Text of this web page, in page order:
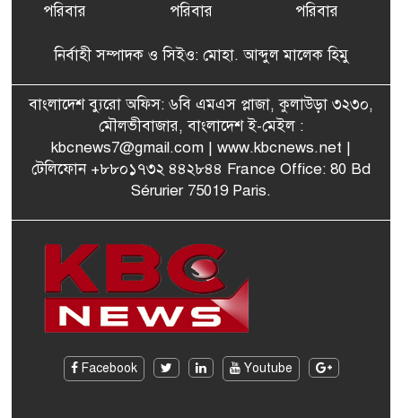
বেনজীরের অন্য দেশের পাসপোর্ট
পরিকল্পনা মন্ত্রণালয়ের স্থায়ী
কমিটি সদস্য হলেন এমপি শকু
মৌলভীবাজারের রাজনগরে
মরিশাসে খুলছে বাংলাদেশের
শ্রমবাজার! দ্রুত সমঝোতা স্বাক্ষর
জাতীয় নির্বাচনে দলীয় নির্দেশনা
পরিবার
পরিবার
পরিবার
নির্বাহী সম্পাদক ও সিইও: মোহা. আব্দুল মালেক হিমু
বাংলাদেশ ব্যুরো অফিস: ৬বি এমএস প্লাজা, কুলাউড়া ৩২৩০,
মৌলভীবাজার, বাংলাদেশ ই-মেইল :
kbcnews7@gmail.com | www.kbcnews.net |
টেলিফোন +৮৮০১৭৩২ ৪৪২৮৪৪ France Office: 80 Bd
Sérurier 75019 Paris.
Facebook Youtube